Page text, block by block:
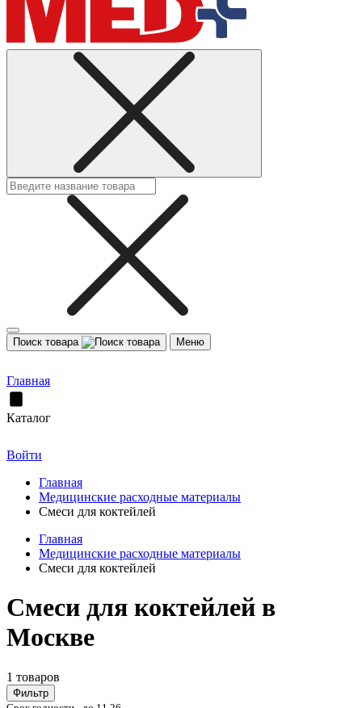
Поиск товара Меню
Главная
Каталог
Войти
Главная
Медицинские расходные материалы
Смеси для коктейлей
Главная
Медицинские расходные материалы
Смеси для коктейлей
Смеси для коктейлей в
Москве
1 товаров
Фильтр